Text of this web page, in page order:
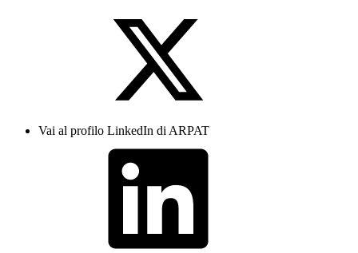
Vai al profilo LinkedIn di ARPAT